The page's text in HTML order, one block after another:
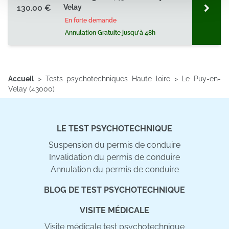
partageons également des informations sur l'utilisation de
notre site avec nos partenaires de médias sociaux, de
publicité et d'analyse, qui peuvent combiner celles-ci
avec d'autres informations que vous leur avez fournies
130.00 €
Velay
En forte demande
Annulation Gratuite jusqu'à 48h
Accueil> Tests psychotechniques Haute loire>
Le Puy-en-
Velay (43000)
LE TEST PSYCHOTECHNIQUE
Suspension du permis de conduire
Invalidation du permis de conduire
Annulation du permis de conduire
BLOG DE TEST PSYCHOTECHNIQUE
VISITE MÉDICALE
Visite médicale test psychotechnique